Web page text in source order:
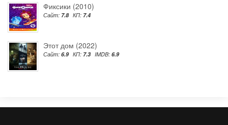
Фиксики (2010)
Сайт: 7.8 КП: 7.4
Этот дом (2022)
Сайт: 6.9 КП: 7.3 IMDB: 6.9